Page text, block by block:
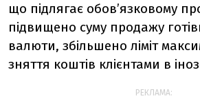
що підлягає обов’язковому
підвищено суму продажу
валюти, збільшено ліміт
зняття коштів клієнтами в
РЕКЛАМА: